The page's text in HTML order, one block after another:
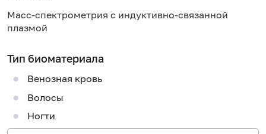
Масс-спектрометрия с индуктивно-связанной
плазмой
Тип биоматериала
Венозная кровь
Волосы
Ногти